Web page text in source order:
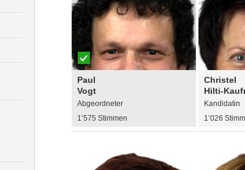
Paul
Vogt
Abgeordneter
1’575 Stimmen
Christel
Hilti-
Kandidatin
1’026